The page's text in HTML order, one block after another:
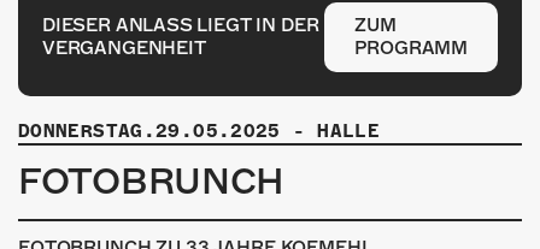
GALERIE
FOTOGALERIE
PHOTOMAT
INFOS
DIESER ANLASS LIEGT IN DER
VERGANGENHEIT
ZUM
PROGRAMM
DONNERSTAG.29.05.2025 - HALLE
FOTOBRUNCH